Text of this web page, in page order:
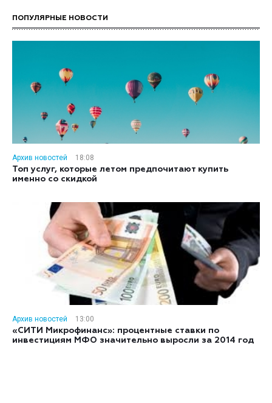
ПОПУЛЯРНЫЕ НОВОСТИ
Архив новостей
18:08
Топ услуг, которые летом предпочитают купить
именно со скидкой
Архив новостей
13:00
«СИТИ Микрофинанс»: процентные ставки по
инвестициям МФО значительно выросли за 2014 год